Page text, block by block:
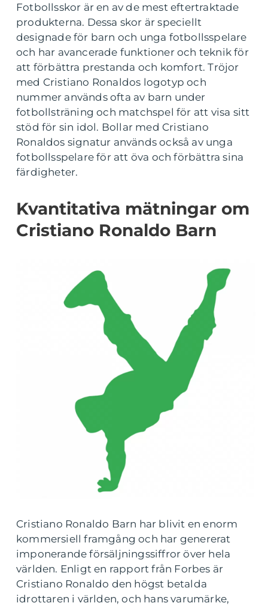
Fotbollsskor är en av de mest eftertraktade
produkterna. Dessa skor är speciellt
designade för barn och unga fotbollsspelare
och har avancerade funktioner och teknik för
att förbättra prestanda och komfort. Tröjor
med Cristiano Ronaldos logotyp och
nummer används ofta av barn under
fotbollsträning och matchspel för att visa sitt
stöd för sin idol. Bollar med Cristiano
Ronaldos signatur används också av unga
fotbollsspelare för att öva och förbättra sina
färdigheter.
Kvantitativa mätningar om
Cristiano Ronaldo Barn
Cristiano Ronaldo Barn har blivit en enorm
kommersiell framgång och har genererat
imponerande försäljningssiffror över hela
världen. Enligt en rapport från Forbes är
Cristiano Ronaldo den högst betalda
idrottaren i världen, och hans varumärke,